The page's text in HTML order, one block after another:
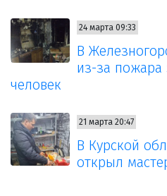
24 марта 09:33
В
из-за пожара
человек
21 марта 20:47
В Курской
открыл